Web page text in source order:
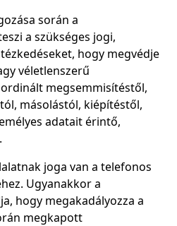
során a
a szükséges jogi,
hogy megvédje
véletlenszerű
megsemmisítéstől,
másolástól, kiépítéstől,
adatait érintő,
joga van a telefonos
Ugyanakkor a
hogy megakadályozza a
megkapott